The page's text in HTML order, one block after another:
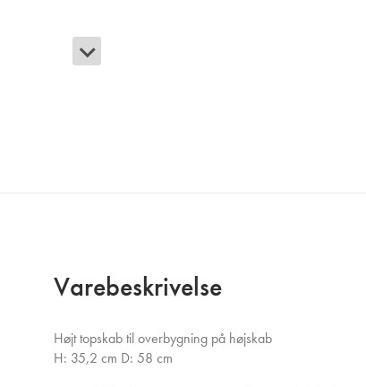
Varebeskrivelse
Højt topskab til overbygning på højskab
H: 35,2 cm D: 58 cm